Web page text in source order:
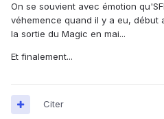
On se souvient avec émotion
véhemence quand il y a eu, début
la sortie du Magic en mai...
Et finalement...
Citer